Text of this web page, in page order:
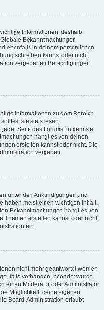
Informationen, deshalb
Bekanntmachungen
ebenfalls in deinem persönlichen
schreiben kannst oder nicht,
vergebenen Berechtigungen
Informationen zu dem Bereich
sie stets lesen.
Seite des Forums, in dem sie
hängt es von deinen
erstellen kannst oder nicht. Die
vergeben.
unter den Ankündigungen und
haben meist einen wichtigen Inhalt,
Bekanntmachungen hängt es von
Themen erstellen kannst oder nicht;
ein.
nicht mehr geantwortet werden
falls vorhanden, beendet wurde.
einen Moderator oder Administrator
Möglichkeit, deine eigenen
Board-Administration erlaubt